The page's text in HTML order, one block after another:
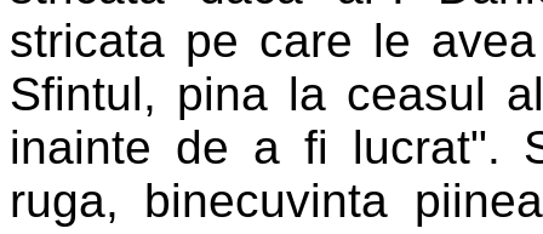
stricata pe care le
Sfintul, pina la ceasul
inainte de a fi lucrat".
ruga, binecuvinta